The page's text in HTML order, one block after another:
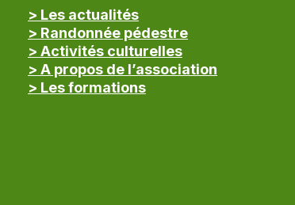
> Les actualités
> Randonnée pédestre
> Activités culturelles
> A propos de l’association
> Les formations